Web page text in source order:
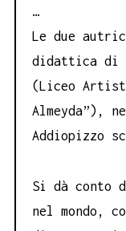
…
Le due
didattica di
(Liceo
Almeyda”),
Addiopizzo
Si dà conto
nel mondo,